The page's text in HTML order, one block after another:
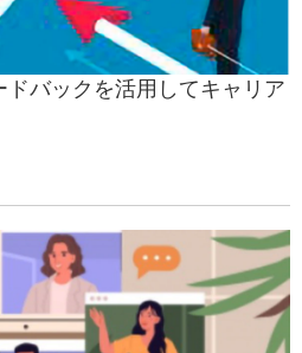
ドバックを活用してキャリア